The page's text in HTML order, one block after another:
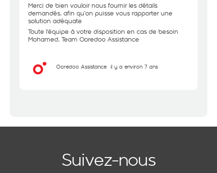
Merci de bien vouloir nous fournir les détails
demandés, afin qu’on puisse vous rapporter une
solution adéquate
Toute l'équipe à votre disposition en cas de besoin
Mohamed, Team Ooredoo Assistance
Ooredoo Assistance il y a environ 7 ans
Suivez-nous